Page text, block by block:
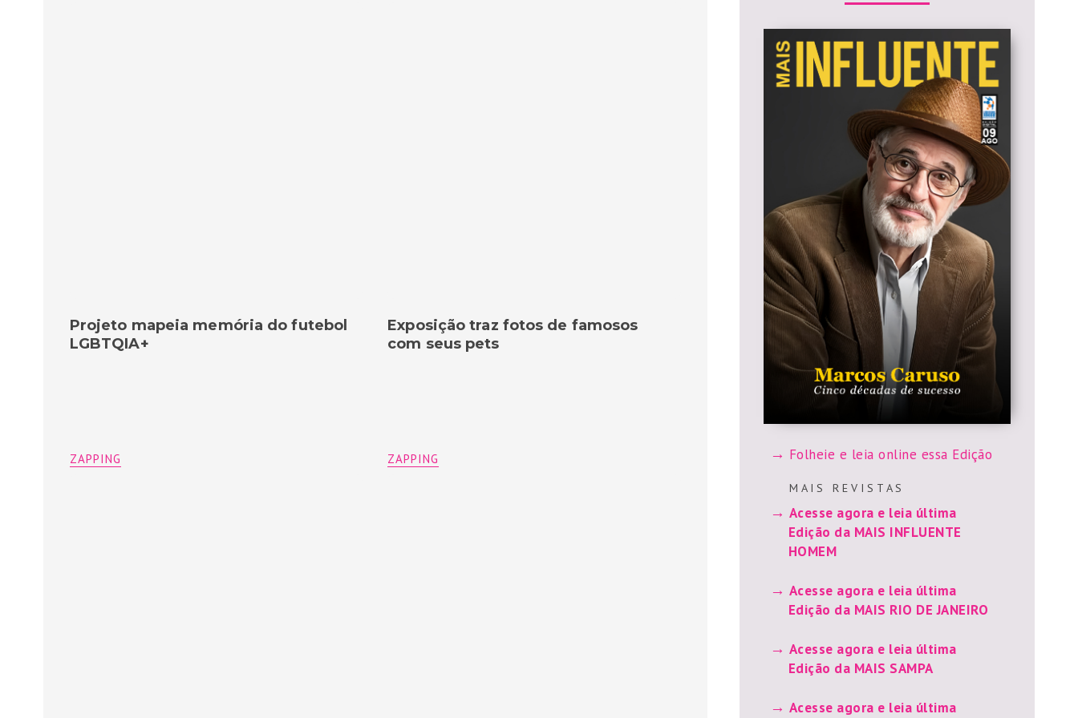
Exposição traz fotos de famosos
com seus pets
Projeto mapeia memória do futebol
LGBTQIA+
ZAPPING
ZAPPING Folheie e leia online essa Edição
M A I S R E V I S T A S
Acesse agora e leia última
Edição da MAIS INFLUENTE
HOMEM
Acesse agora e leia última
Edição da MAIS RIO DE JANEIRO
Acesse agora e leia última
Edição da MAIS SAMPA
Acesse agora e leia última